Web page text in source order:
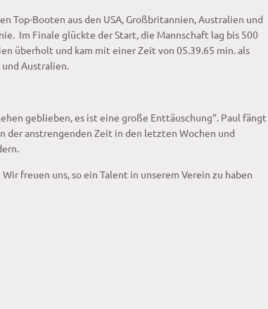
Top-Booten aus den USA, Großbritannien, Australien und
Im Finale glückte der Start, die Mannschaft lag bis 500
überholt und kam mit einer Zeit von 05.39.65 min. als
Australien.
geblieben, es ist eine große Enttäuschung“. Paul fängt
der anstrengenden Zeit in den letzten Wochen und
freuen uns, so ein Talent in unserem Verein zu haben